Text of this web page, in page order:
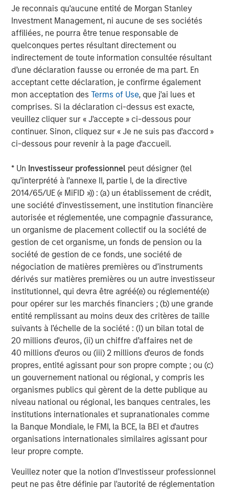
Je reconnais qu'aucune entité de Morgan Stanley
Investment Management, ni aucune de ses sociétés
affiliées, ne pourra être tenue responsable de
quelconques pertes résultant directement ou
indirectement de toute information consultée résultant
d’une déclaration fausse ou erronée de ma part. En
acceptant cette déclaration, je confirme également
mon acceptation desTerms of Use, que j'ai lues et
comprises. Si la déclaration ci-dessus est exacte,
veuillez cliquer sur « J'accepte » ci-dessous pour
continuer. Sinon, cliquez sur « Je ne suis pas d'accord »
ci-dessous pour revenir à la page d'accueil.
* Un Investisseur professionnel peut désigner (tel
qu’interprété à l’annexe II, partie I, de la directive
2014/65/UE (« MiFID »)) : (a) un établissement de crédit,
une société d'investissement, une institution financière
autorisée et réglementée, une compagnie d'assurance,
un organisme de placement collectif ou la société de
gestion de cet organisme, un fonds de pension ou la
société de gestion de ce fonds, une société de
négociation de matières premières ou d’instruments
dérivés sur matières premières ou un autre investisseur
institutionnel, qui devra être agréé(e) ou réglementé(e)
pour opérer sur les marchés financiers ; (b) une grande
entité remplissant au moins deux des critères de taille
suivants à l’échelle de la société : (I) un bilan total de
20 millions d'euros, (ii) un chiffre d’affaires net de
40 millions d'euros ou (iii) 2 millions d'euros de fonds
propres, entité agissant pour son propre compte ; ou (c)
un gouvernement national ou régional, y compris les
organismes publics qui gèrent de la dette publique au
niveau national ou régional, les banques centrales, les
institutions internationales et supranationales comme
la Banque Mondiale, le FMI, la BCE, la BEI et d'autres
organisations internationales similaires agissant pour
leur propre compte.
Veuillez noter que la notion d’Investisseur professionnel
peut ne pas être définie par l'autorité de réglementation
pensioners, the extra income ultimately comes from the
pocket of the working age population. A policy that
demotivates workers by forcing them to pay away ever
increasing chunks of their earnings to support pensioners
is clearly flawed.
National Insurance Contribution (NIC). This past year the
government raised the NIC, a tax assessed on employee
earnings and paid by the employers. In any
circumstance, the more a government taxes labor the
less labor there will be in the economy, all-else-
equal. This NIC hike had an outsized effect because it
came on the back of large real increases in the minimum
on all businesses, but particularly in hospitality and retail,
where hiring has become de facto prohibited. It’s a safe
bet that many readers of this blog had their first job in
these sectors. It is economically self-defeating to deprive
new entrants into the workforce of these opportunities
and yet another challenge for job seekers in a difficult
economy.
Welfare. Following a restructuring of the welfare system,
the number of economically inactive Brits has risen
substantially. While there is a lively debate whether the
design of the welfare system is structurally reducing the
labor supply, what is clear is that the system is stuck. The
political backlash to even modest reform to the system
earlier this year almost cost the Chancellor her job. And
so welfare recipients are also stuck—the government is
explicitly telling them that the status quo of not working is
in their interest.
The bottom line: The UK’s current policies provide a host
of disincentives for British citizens to work. These
policies impose great costs at the individual,
microeconomic level and are a major drag on GDP. It’s
hard to envision a bullish scenario for UK assets until
there’s more outrage and less apathy about economic
policy.